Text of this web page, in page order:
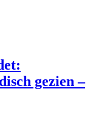
gezien –